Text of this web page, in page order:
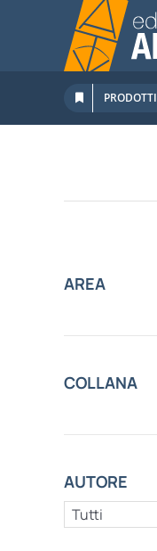
contenuto
PRODOTTI
AREA
COLLANA
AUTORE
Tutti